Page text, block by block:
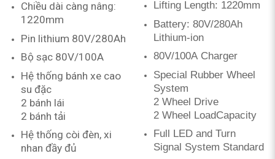
Chiều dài càng nâng:
1220mm
Pin lithium 80V/280Ah
Bộ sạc 80V/100A
Hệ thống bánh xe cao
su đặc
2 bánh lái
2 bánh tải
Hệ thống còi đèn, xi
nhan đầy đủ
Lifting Length: 1220mm
Battery: 80V/280Ah
Lithium-ion
80V/100A Charger
Special Rubber Wheel
System
2 Wheel Drive
2 Wheel LoadCapacity
Full LED and Turn
Signal System Standard